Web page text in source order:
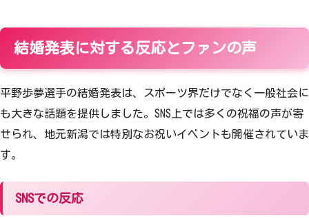
結婚発表に対する反応とファンの声
平野歩夢選手の結婚発表は、スポーツ界だけでなく一般社会に
も大きな話題を提供しました。SNS上では多くの祝福の声が寄
せられ、地元新潟では特別なお祝いイベントも開催されていま
す。
SNSでの反応